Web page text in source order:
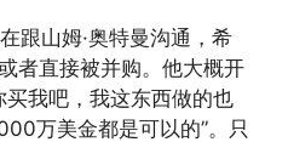
跟山姆·奥特曼沟通，希
者直接被并购。他大概开
买我吧，我这东西做的也
万美金都是可以的”。只